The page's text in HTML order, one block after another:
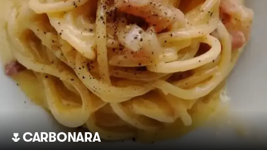
🌷CARBONARA